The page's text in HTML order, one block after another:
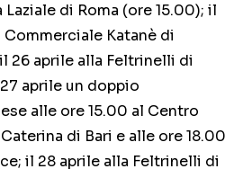
di Roma (ore 15.00); il
Katanè di
26 aprile alla Feltrinelli di
aprile un doppio
alle ore 15.00 al Centro
di Bari e alle ore 18.00
il 28 aprile alla Feltrinelli di